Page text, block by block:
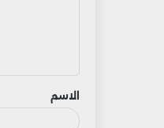
ق
الاسم